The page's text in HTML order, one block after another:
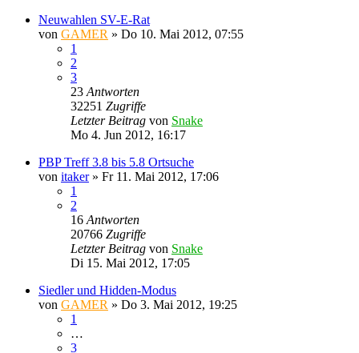
Neuwahlen SV-E-Rat
von GAMER » Do 10. Mai 2012, 07:55
1
2
3
23 Antworten
32251 Zugriffe
Letzter Beitrag von Snake
Mo 4. Jun 2012, 16:17
PBP Treff 3.8 bis 5.8 Ortsuche
von itaker» Fr 11. Mai 2012, 17:06
1
2
16 Antworten
20766 Zugriffe
Letzter Beitrag von Snake
Di 15. Mai 2012, 17:05
Siedler und Hidden-Modus
von GAMER » Do 3. Mai 2012, 19:25
1
…
3